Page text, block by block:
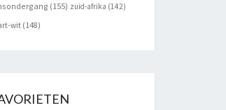
(155) zuid-afrika (142)
wit(148)